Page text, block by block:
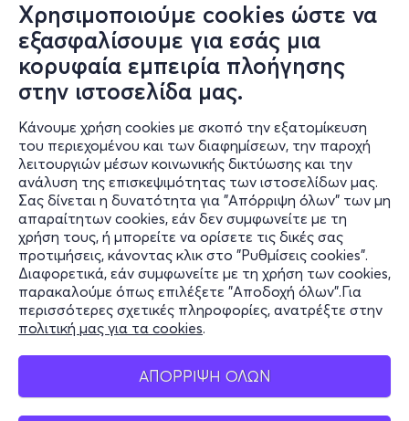
Χρησιμοποιούμε cookies ώστε να
εξασφαλίσουμε για εσάς μια
κορυφαία εμπειρία πλοήγησης
στην ιστοσελίδα μας.
Κάνουμε χρήση cookies με σκοπό την εξατομίκευση
του περιεχομένου και των διαφημίσεων, την παροχή
λειτουργιών μέσων κοινωνικής δικτύωσης και την
ανάλυση της επισκεψιμότητας των ιστοσελίδων μας.
Σας δίνεται η δυνατότητα για "Απόρριψη όλων" των μη
απαραίτητων cookies, εάν δεν συμφωνείτε με τη
χρήση τους, ή μπορείτε να ορίσετε τις δικές σας
προτιμήσεις, κάνοντας κλικ στο "Ρυθμίσεις cookies".
Διαφορετικά, εάν συμφωνείτε με τη χρήση των cookies,
παρακαλούμε όπως επιλέξετε "Αποδοχή όλων".Για
περισσότερες σχετικές πληροφορίες, ανατρέξτε στην
πολιτική μας για τα cookies.
ΑΠΟΡΡΙΨΗ ΟΛΩΝ
Πληροφορίες
Υποστήριξη
Stay Connected
Mobile app